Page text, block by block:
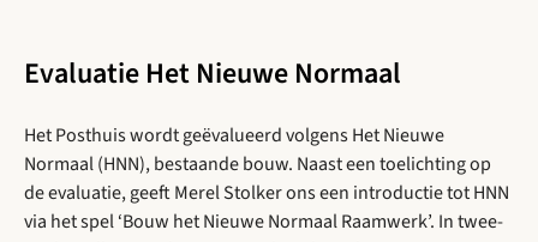
Evaluatie Het Nieuwe Normaal
Het Posthuis wordt geëvalueerd volgens Het Nieuwe
Normaal (HNN), bestaande bouw. Naast een toelichting op
de evaluatie, geeft Merel Stolker ons een introductie tot HNN
via het spel ‘Bouw het Nieuwe Normaal Raamwerk’. In twee-